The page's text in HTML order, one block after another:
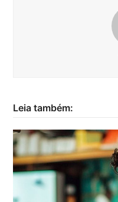
Leia também: